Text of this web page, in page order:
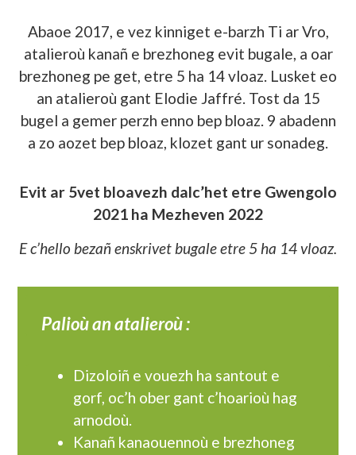
Abaoe 2017, e vez kinniget e-barzh Ti ar Vro,
atalieroù kanañ e brezhoneg evit bugale, a oar
brezhoneg pe get, etre 5 ha 14 vloaz. Lusket eo
an atalieroù gant Elodie Jaffré. Tost da 15
bugel a gemer perzh enno bep bloaz. 9 abadenn
a zo aozet bep bloaz, klozet gant ur sonadeg.
Evit ar 5vet bloavezh dalc’het etre Gwengolo
2021 ha Mezheven 2022
E c’hello bezañ enskrivet bugale etre 5 ha 14 vloaz.
Palioù an atalieroù :
Dizoloiñ e vouezh ha santout e
gorf, oc’h ober gant c’hoarioù hag
arnodoù.
Kanañ kanaouennoù e brezhoneg